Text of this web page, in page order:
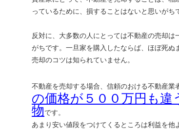
っているために、損することはないと思いがち
反対に、大多数の人にとっては不動産の売却
がちです。一旦家を購入したならば、ほぼ死
売却のコツは知られていません。
不動産を売却する場合、信頼のおける不動産業
の価格が５００万円も
物です。
あまり安い値段をつけてくるところは利益を他